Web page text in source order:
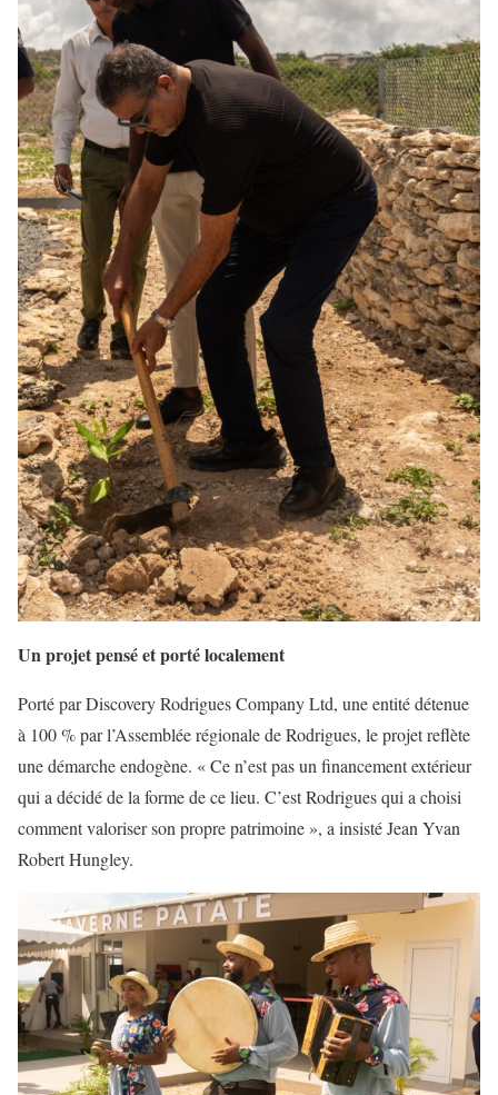
Un projet pensé et porté localement
Porté par Discovery Rodrigues Company Ltd, une entité détenue
à 100 % par l’Assemblée régionale de Rodrigues, le projet reflète
une démarche endogène. « Ce n’est pas un financement extérieur
qui a décidé de la forme de ce lieu. C’est Rodrigues qui a choisi
comment valoriser son propre patrimoine », a insisté Jean Yvan
Robert Hungley.